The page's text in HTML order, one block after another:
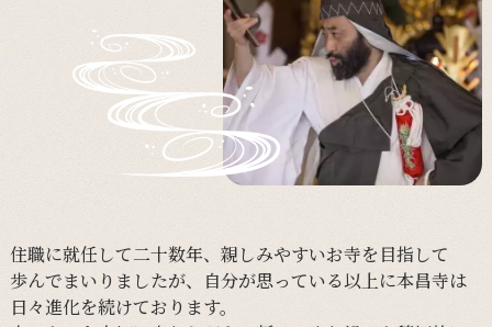
住職に就任して二十数年、 親しみやすいお寺を目指して
歩んでまいりましたが、 自分が思っている以上に本昌寺は
日々進化を続けております。